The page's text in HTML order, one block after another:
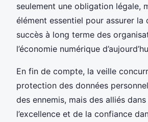
seulement une obligation légale,
élément essentiel pour assurer la
succès à long terme des
l’économie numérique
En fin de compte, la veille
protection des données
des ennemis, mais des alliés
l’excellence et de la confiance